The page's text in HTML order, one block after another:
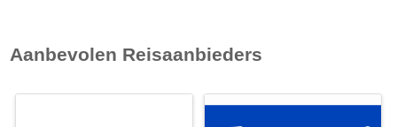
Aanbevolen Reisaanbieders